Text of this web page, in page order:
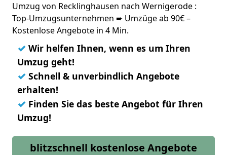
Umzug von Recklinghausen nach Wernigerode :
Top-Umzugsunternehmen ➨ Umzüge ab 90€ –
Kostenlose Angebote in 4 Min.
✓ Wir helfen Ihnen, wenn es um Ihren
Umzug geht!
✓ Schnell & unverbindlich Angebote
erhalten!
✓ Finden Sie das beste Angebot für Ihren
Umzug!
blitzschnell kostenlose Angebote